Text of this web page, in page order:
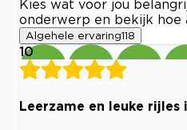
Kies wat voor jou
onderwerp en bekijk hoe
Algehele ervaring118
10
Leerzame en leuke rijles